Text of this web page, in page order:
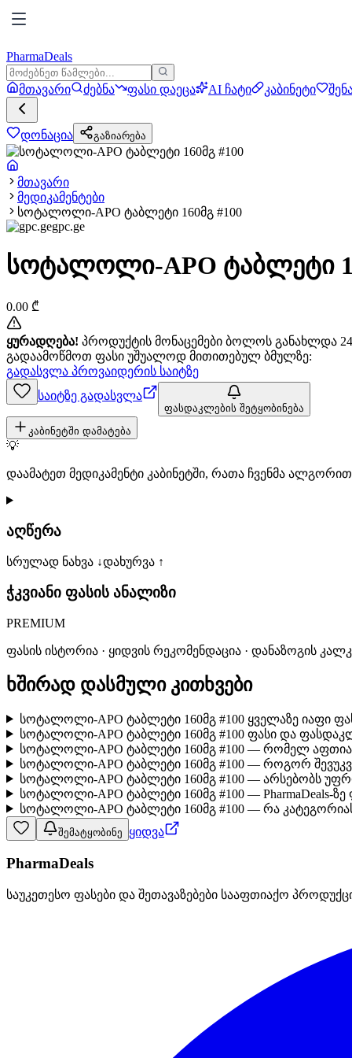
PharmaDeals
მთავარი ძებნა ფასი დაეცა AI ჩატი კაბინეტი
დონაცია გაზიარება
მთავარი
მედიკამენტები
სოტალოლი-APO ტაბლეტი 160მგ #100
gpc.ge
სოტალოლი-APO ტაბლეტი
0.00 ₾
ყურადღება! პროდუქტის მონაცემები ბოლოს განახლდა
გადაამოწმოთ ფასი უშუალოდ მითითებულ ბმულზე:
გადასვლა პროვაიდერის საიტზე
საიტზე გადასვლა
ფასდაკლების შეტყობინება
კაბინეტში დამატება
💡
დაამატეთ მედიკამენტი კაბინეტში, რათა ჩვენმა
აღწერა
სრულად ნახვა ↓დახურვა ↑
ჭკვიანი ფასის ანალიზი
PREMIUM
ფასის ისტორია · ყიდვის რეკომენდაცია · დანაზოგის
ხშირად დასმული კითხვები
სოტალოლი-APO ტაბლეტი 160მგ #100 ყველაზე იაფი
სოტალოლი-APO ტაბლეტი 160მგ #100 ფასი და
სოტალოლი-APO ტაბლეტი 160მგ #100 — რომელ
სოტალოლი-APO ტაბლეტი 160მგ #100 — როგორ
სოტალოლი-APO ტაბლეტი 160მგ #100 — არსებობს
სოტალოლი-APO ტაბლეტი 160მგ #100 — PharmaDeals-ზე
სოტალოლი-APO ტაბლეტი 160მგ #100 — რა კატეგორიას
შემატყობინე ყიდვა
PharmaDeals
საუკეთესო ფასები და შეთავაზებები სააფთიაქო